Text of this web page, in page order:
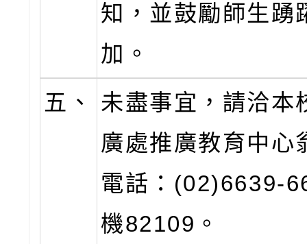
知，並鼓勵師生踴
加。
五、
未盡事宜，請洽本
廣處推廣教育中心
電話：(02)6639-
機82109。